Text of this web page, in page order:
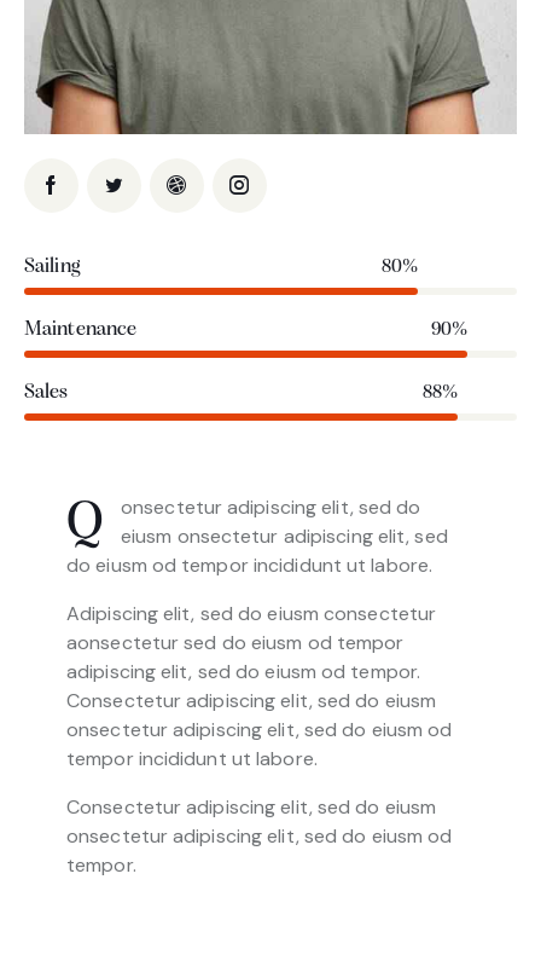
Sailing 80%
Maintenance 90%
Sales 88%
Q
onsectetur adipiscing elit, sed do
eiusm onsectetur adipiscing elit, sed
do eiusm od tempor incididunt ut labore.
Adipiscing elit, sed do eiusm consectetur
aonsectetur sed do eiusm od tempor
adipiscing elit, sed do eiusm od tempor.
Consectetur adipiscing elit, sed do eiusm
onsectetur adipiscing elit, sed do eiusm od
tempor incididunt ut labore.
Consectetur adipiscing elit, sed do eiusm
onsectetur adipiscing elit, sed do eiusm od
tempor.